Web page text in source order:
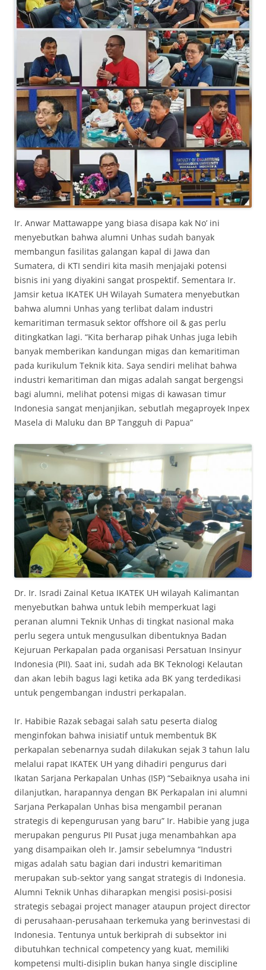
Ir. Anwar Mattawappe yang biasa disapa kak No’ ini
menyebutkan bahwa alumni Unhas sudah banyak
membangun fasilitas galangan kapal di Jawa dan
Sumatera, di KTI sendiri kita masih menjajaki potensi
bisnis ini yang diyakini sangat prospektif. Sementara Ir.
Jamsir ketua IKATEK UH Wilayah Sumatera menyebutkan
bahwa alumni Unhas yang terlibat dalam industri
kemaritiman termasuk sektor offshore oil & gas perlu
ditingkatkan lagi. “Kita berharap pihak Unhas juga lebih
banyak memberikan kandungan migas dan kemaritiman
pada kurikulum Teknik kita. Saya sendiri melihat bahwa
industri kemaritiman dan migas adalah sangat bergengsi
bagi alumni, melihat potensi migas di kawasan timur
Indonesia sangat menjanjikan, sebutlah megaproyek Inpex
Masela di Maluku dan BP Tangguh di Papua”
Dr. Ir. Isradi Zainal Ketua IKATEK UH wilayah Kalimantan
menyebutkan bahwa untuk lebih memperkuat lagi
peranan alumni Teknik Unhas di tingkat nasional maka
perlu segera untuk mengusulkan dibentuknya Badan
Kejuruan Perkapalan pada organisasi Persatuan Insinyur
Indonesia (PII). Saat ini, sudah ada BK Teknologi Kelautan
dan akan lebih bagus lagi ketika ada BK yang terdedikasi
untuk pengembangan industri perkapalan.
Ir. Habibie Razak sebagai salah satu peserta dialog
menginfokan bahwa inisiatif untuk membentuk BK
perkapalan sebenarnya sudah dilakukan sejak 3 tahun lalu
melalui rapat IKATEK UH yang dihadiri pengurus dari
Ikatan Sarjana Perkapalan Unhas (ISP) “Sebaiknya usaha ini
dilanjutkan, harapannya dengan BK Perkapalan ini alumni
Sarjana Perkapalan Unhas bisa mengambil peranan
strategis di kepengurusan yang baru” Ir. Habibie yang juga
merupakan pengurus PII Pusat juga menambahkan apa
yang disampaikan oleh Ir. Jamsir sebelumnya “Industri
migas adalah satu bagian dari industri kemaritiman
merupakan sub-sektor yang sangat strategis di Indonesia.
Alumni Teknik Unhas diharapkan mengisi posisi-posisi
strategis sebagai project manager ataupun project director
di perusahaan-perusahaan terkemuka yang berinvestasi di
Indonesia. Tentunya untuk berkiprah di subsektor ini
dibutuhkan technical competency yang kuat, memiliki
kompetensi multi-disiplin bukan hanya single discipline